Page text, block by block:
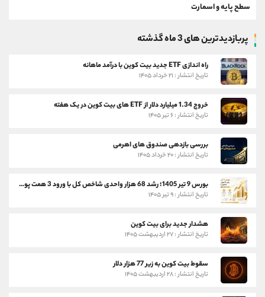
سطح پایه و اسمارت
پربازدیدترین های 3 ماه گذشته
راه اندازی ETF جدید بیت کوین با درآمد ماهانه
تاریخ انتشار : ۲۱ خرداد ۱۴۰۵
خروج 1.34 میلیارد دلار از ETF های بیت کوین در یک هفته
تاریخ انتشار : ۶ تیر ۱۴۰۵
بررسی بازدهی صندوق های اهرمی
تاریخ انتشار : ۲۰ خرداد ۱۴۰۵
بورس 9 تیر 1405؛ رشد 68 هزار واحدی شاخص کل با ورود 3 همت پول حقیقی
تاریخ انتشار : ۹ تیر ۱۴۰۵
هشدار جدید برای بیت کوین
تاریخ انتشار : ۲۷ اردیبهشت ۱۴۰۵
سقوط بیت کوین به زیر 77 هزار دلار
تاریخ انتشار : ۲۸ اردیبهشت ۱۴۰۵